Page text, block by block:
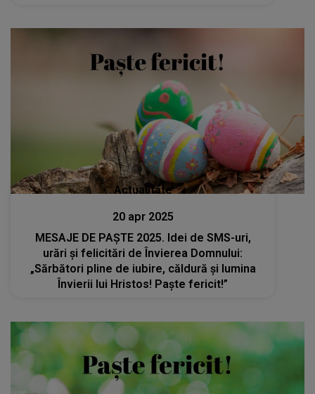
Actualitate
20 apr 2025
MESAJE DE PAȘTE 2025. Idei de SMS-uri,
urări şi felicitări de Învierea Domnului:
„Sărbători pline de iubire, căldură și lumina
Învierii lui Hristos! Paște fericit!”